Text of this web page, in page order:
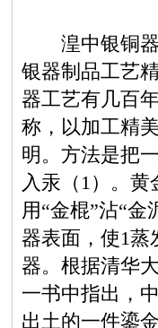
湟中银铜器
银器制品工艺
器工艺有几百
称，以加工精
明。方法是把
入汞（1）。
用“金棍”沾“
器表面，使1
器。根据清华
一书中指出，
出土的一件鎏